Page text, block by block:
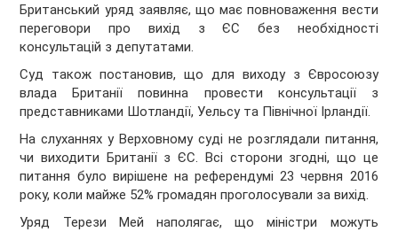
Британський уряд заявляє, що має повноваження вести
переговори про вихід з ЄС без необхідності
консультацій з депутатами.
Суд також постановив, що для виходу з Євросоюзу
влада Британії повинна провести консультації з
представниками Шотландії, Уельсу та Північної Ірландії.
На слуханнях у Верховному суді не розглядали питання,
чи виходити Британії з ЄС. Всі сторони згодні, що це
питання було вирішене на референдумі 23 червня 2016
року, коли майже 52% громадян проголосували за вихід.
Уряд Терези Мей наполягає, що міністри можуть